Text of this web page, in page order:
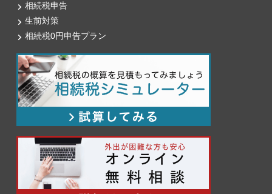
相続税申告
生前対策
相続税0円申告プラン